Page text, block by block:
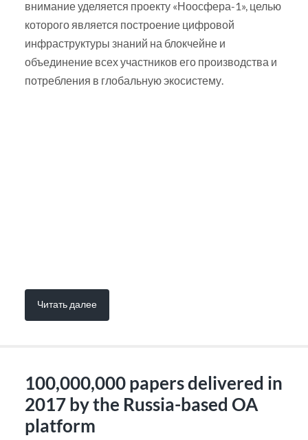
внимание уделяется проекту «Ноосфера-1», целью
которого является построение цифровой
инфраструктуры знаний на блокчейне и
объединение всех участников его производства и
потребления в глобальную экосистему.
Читать далее
100,000,000 papers delivered in
2017 by the Russia-based OA
platform